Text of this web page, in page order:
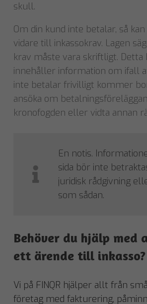
skull.
Om din kund inte betalar, så
vidare till inkassokrav. Lagen
krav måste vara skriftligt. Detta
innehåller information om ifall
inte betalar frivilligt kommer
ansöka om
kronofogden eller vidta annan
En notis.
sida bör inte
juridisk rådgivning
som sådan.
Behöver du hjälp med
ett ärende till inkasso?
Vi på FINQR hjälper allt från
företag med fakturering,